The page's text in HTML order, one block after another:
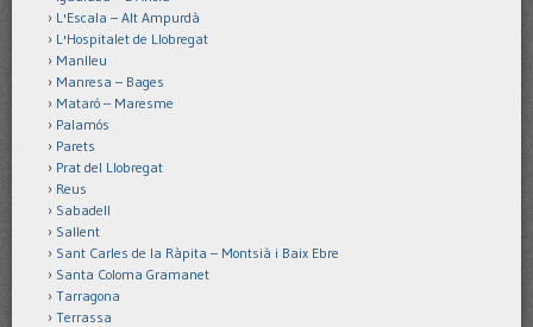
L'Escala – Alt Ampurdà
L'Hospitalet de Llobregat
Manlleu
Manresa – Bages
Mataró – Maresme
Palamós
Parets
Prat del Llobregat
Reus
Sabadell
Sallent
Sant Carles de la Ràpita – Montsià i Baix Ebre
Santa Coloma Gramanet
Tarragona
Terrassa